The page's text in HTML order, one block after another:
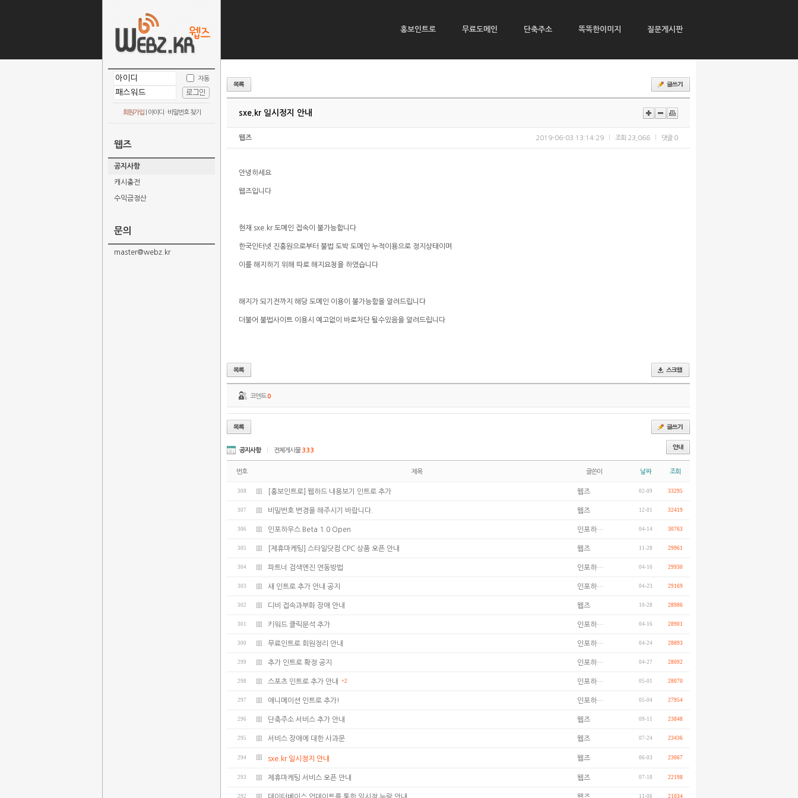
홍보인트로 무료도메인 단축주소 똑똑한이미지 질문게시판
자동
회원가입| 아이디 · 비밀번호 찾기
웹즈
공지사항
캐시충전
수익금정산
문의
master@webz.kr
sxe.kr 일시정지 안내
웹즈 2019-06-03 13:14:29 조회 23,066 댓글 0
안녕하세요
웹즈입니다
현재 sxe.kr 도메인 접속이 불가능합니다
한국인터넷 진흥원으로부터 불법 도박 도메인 누적이용으로 정지상태이며
이를 해지하기 위해 따로 해지요청을 하였습니다
해지가 되기전까지 해당 도메인 이용이 불가능함을 알려드립니다
더불어 불법사이트 이용시 예고없이 바로차단 될수있음을 알려드립니다
코멘트0
공지사항 전체게시물333
번호 제목 글쓴이 날짜 조회
308 [홍보인트로] 웹하드 내용보기 인트로 추가 웹즈 02-09 33295
307 비밀번호 변경을 해주시기 바랍니다. 웹즈 12-01 32419
306 인포하우스 Beta 1.0 Open 인포하… 04-14 30763
305 [제휴마케팅] 스타일닷컴 CPC 상품 오픈 안내 웹즈 11-28 29961
304 파트너 검색엔진 연동방법 인포하… 04-16 29930
303 새 인트로 추가 안내 공지 인포하… 04-23 29169
302 디비 접속과부화 장애 안내 웹즈 10-28 28986
301 키워드 클릭분석 추가 인포하… 04-16 28901
300 무료인트로 회원정리 안내 인포하… 04-24 28893
299 추가 인트로 확정 공지 인포하… 04-27 28092
298 스포츠 인트로 추가 안내 +2 인포하… 05-01 28070
297 애니메이션 인트로 추가! 인포하… 05-04 27954
296 단축주소 서비스 추가 안내 웹즈 09-11 23848
295 서비스 장애에 대한 사과문 웹즈 07-24 23436
294 sxe.kr 일시정지 안내 웹즈 06-03 23067
293 제휴마케팅 서비스 오픈 안내 웹즈 07-18 22198
292 11-06 21034